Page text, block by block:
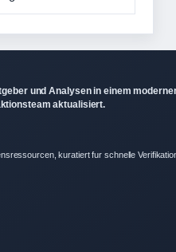
und Analysen in einem
aktualisiert.
kuratiert fur schnelle